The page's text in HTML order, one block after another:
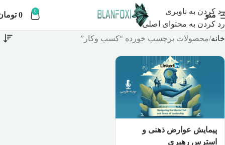
رد کردن به ناوبری
رد کردن به محتوای اصلی
منو 0
0
خانه محصولات برچسب خورده “کسب وکار”
پیمایش عوارض ذهنی و
استرس رهبری